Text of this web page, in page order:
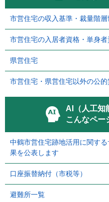
市営住宅の収入基準・裁量階層
市営住宅の入居者資格・単身者
県営住宅
市営住宅・県営住宅以外の公
AI（人工知
こんなペー
中鶴市営住宅跡地活用に関す
果を公表します
口座振替納付（市税等）
避難所一覧